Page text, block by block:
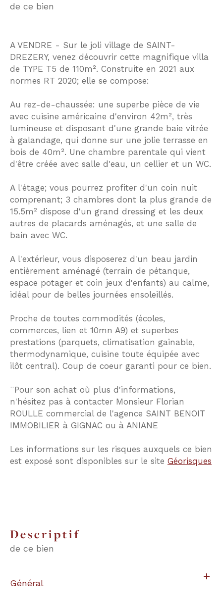
de ce bien
A VENDRE - Sur le joli village de SAINT-
DREZERY, venez découvrir cette magnifique villa
de TYPE T5 de 110m². Construite en 2021 aux
normes RT 2020; elle se compose:
Au rez-de-chaussée: une superbe pièce de vie
avec cuisine américaine d'environ 42m², très
lumineuse et disposant d'une grande baie vitrée
à galandage, qui donne sur une jolie terrasse en
bois de 40m². Une chambre parentale qui vient
d'être créée avec salle d'eau, un cellier et un WC.
A l'étage; vous pourrez profiter d'un coin nuit
comprenant; 3 chambres dont la plus grande de
15.5m² dispose d'un grand dressing et les deux
autres de placards aménagés, et une salle de
bain avec WC.
A l'extérieur, vous disposerez d'un beau jardin
entièrement aménagé (terrain de pétanque,
espace potager et coin jeux d'enfants) au calme,
idéal pour de belles journées ensoleillés.
Proche de toutes commodités (écoles,
commerces, lien et 10mn A9) et superbes
prestations (parquets, climatisation gainable,
thermodynamique, cuisine toute équipée avec
ilôt central). Coup de coeur garanti pour ce bien.
¨Pour son achat où plus d'informations,
n'hésitez pas à contacter Monsieur Florian
ROULLE commercial de l'agence SAINT BENOIT
IMMOBILIER à GIGNAC ou à ANIANE
Les informations sur les risques auxquels ce bien
est exposé sont disponibles sur le site Géorisques
descriptif
de ce bien
Général